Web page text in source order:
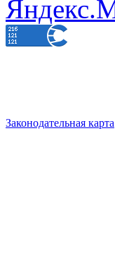
Законодательная карта